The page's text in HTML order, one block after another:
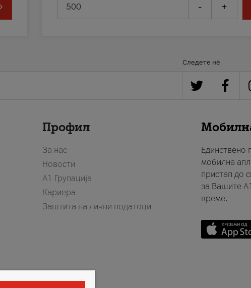
- +
Следете нè
Профил
За нас
Новости
А1 Групација
Кариера
Заштита на лични податоци
Единствено
мобилна
пристап до
за Вашите
време.